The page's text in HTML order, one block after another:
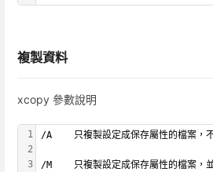
複製資料
xcopy 參數說明
1
2
3
/A    只複製設定成保存屬性的檔案，不
/M    只複製設定成保存屬性的檔案，並